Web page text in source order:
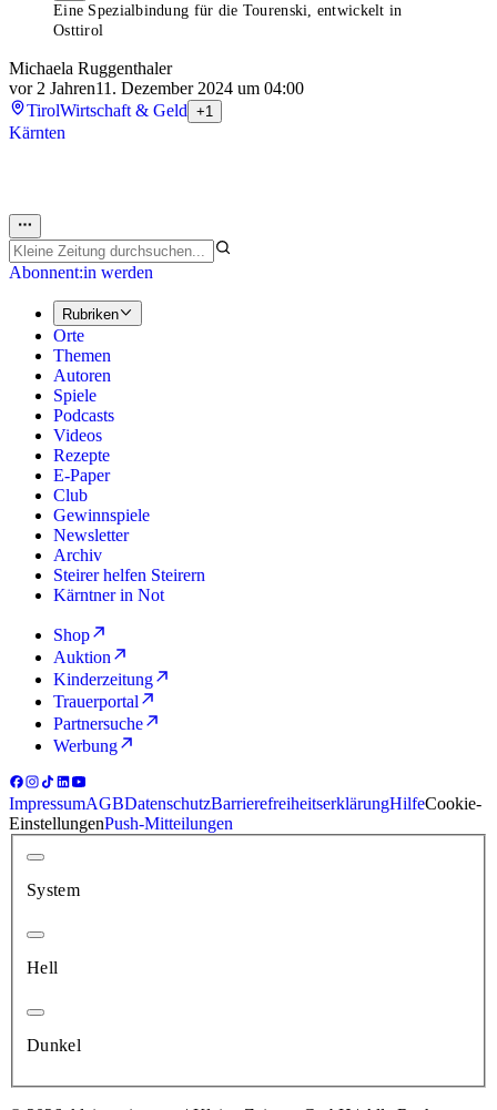
Eine Spezialbindung für die Tourenski, entwickelt in
Osttirol
Michaela Ruggenthaler
vor 2 Jahren11. Dezember 2024 um 04:00
TirolWirtschaft & Geld +1
Kärnten
Abonnent:in werden
Rubriken
Orte
Themen
Autoren
Spiele
Podcasts
Videos
Rezepte
E-Paper
Club
Gewinnspiele
Newsletter
Archiv
Steirer helfen Steirern
Kärntner in Not
Shop
Auktion
Kinderzeitung
Trauerportal
Partnersuche
Werbung
ImpressumAGBDatenschutzBarrierefreiheitserklärungHilfeCookie-
EinstellungenPush-Mitteilungen
System
Hell
Dunkel